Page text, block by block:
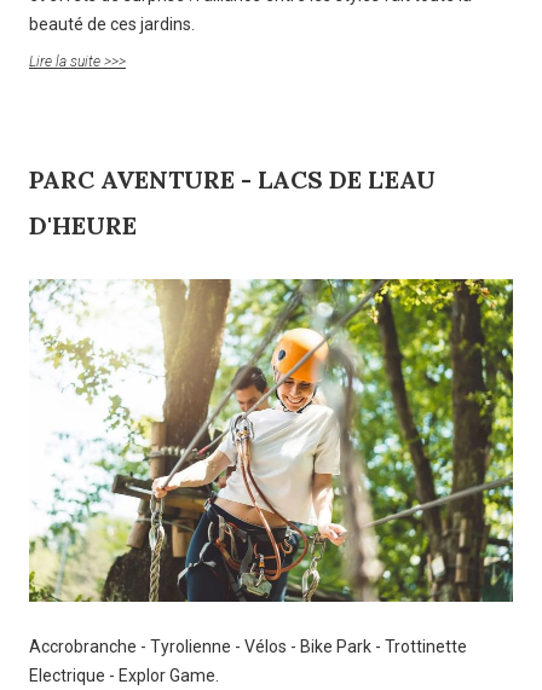
beauté de ces jardins.
Lire la suite >>>
PARC AVENTURE - LACS DE L'EAU
D'HEURE
Accrobranche - Tyrolienne - Vélos - Bike Park - Trottinette
Electrique - Explor Game.